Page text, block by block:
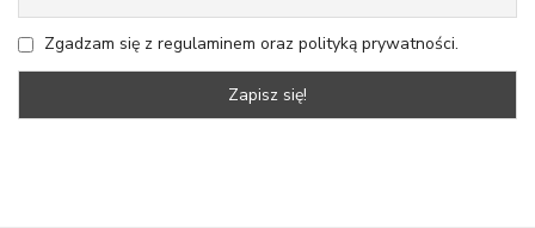
Zgadzam się z regulaminem oraz polityką prywatności.